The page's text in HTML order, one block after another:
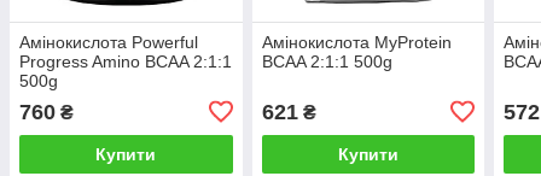
Амінокислота Powerful
Progress Amino BCAA 2:1:1
500g
760 ₴
Купити
Амінокислота MyProtein
BCAA 2:1:1 500g
621₴
Купити
572